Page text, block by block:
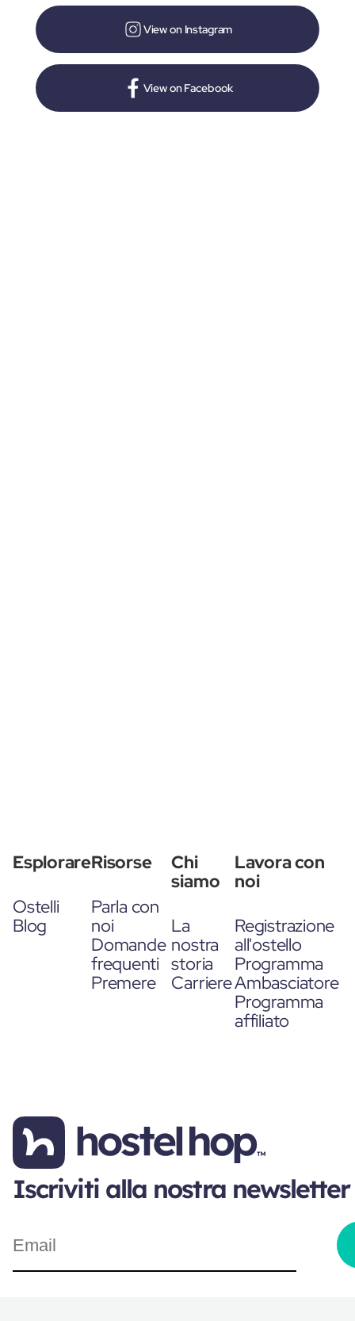
View on Instagram
View on Facebook
Esplorare
Ostelli
Blog
Risorse
Parla con
noi
Domande
frequenti
Premere
Chi
siamo
La
nostra
storia
Carriere
Lavora con
noi
Registrazione
all'ostello
Programma
Ambasciatore
Programma
affiliato
Iscriviti alla nostra newsletter